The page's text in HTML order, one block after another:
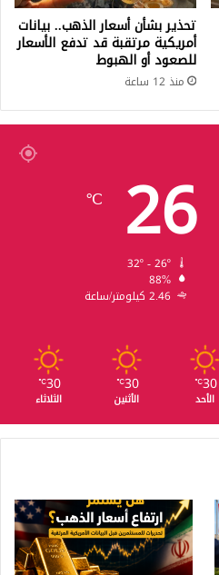
تحذير بشأن أسعار الذهب.. بيانات
أمريكية مرتقبة قد تدفع الأسعار
للصعود أو الهبوط
منذ 12 ساعة
26
℃
88%
2.46 كيلومتر/ساعة
30
℃
الأحد
30
℃
الأثنين
30
℃
الثلاثاء